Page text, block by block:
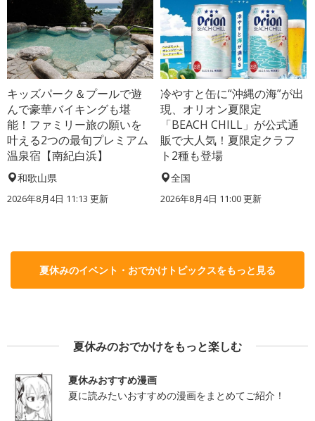
キッズパーク＆プールで遊
んで豪華バイキングも堪
能！ファミリー旅の願いを
叶える2つの最旬プレミアム
温泉宿【南紀白浜】
和歌山県
2026年8月4日 11:13 更新
冷やすと缶に“沖縄の海”が出
現、オリオン夏限定
「BEACH CHILL」が公式通
販で大人気！夏限定クラフ
ト2種も登場
全国
2026年8月4日 11:00更新
夏休みのイベント・おでかけトピックスをもっと見る
夏休みのおでかけをもっと楽しむ
夏休みおすすめ漫画
夏に読みたいおすすめの漫画をまとめてご紹介！